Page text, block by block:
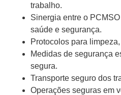
trabalho.
Sinergia entre o
saúde e segurança.
Protocolos para
Medidas de segurança
segura.
Transporte seguro dos
Operações seguras em